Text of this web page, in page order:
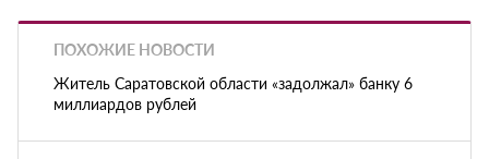
ПОХОЖИЕ НОВОСТИ
Житель Саратовской области «задолжал» банку 6
миллиардов рублей